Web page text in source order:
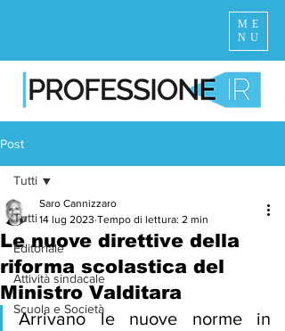
ME
NU
Post
Tutti
Editoriale
Attività sindacale
Scuola e Società
Tutti
Le nuove direttive della
riforma scolastica del
Ministro Valditara
Saro Cannizzaro
14 lug 2023 Tempo di lettura: 2 min
Arrivano le nuove norme in